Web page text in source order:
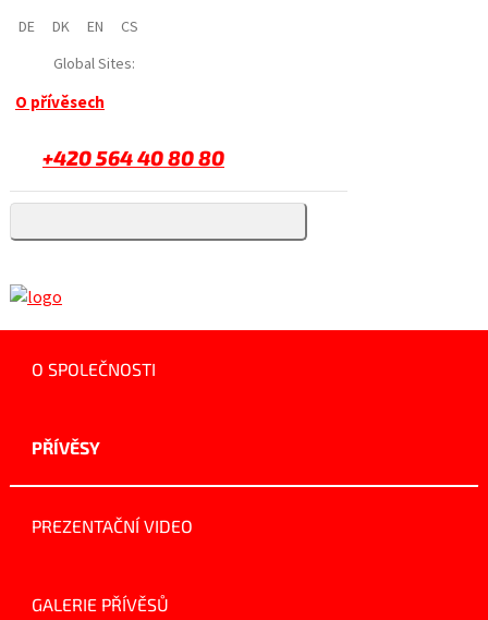
DE DK EN
CS
Global Sites:
O přívěsech
+420 564 40 80 80
O SPOLEČNOSTI
PŘÍVĚSY
PREZENTAČNÍ VIDEO
GALERIE PŘÍVĚSŮ